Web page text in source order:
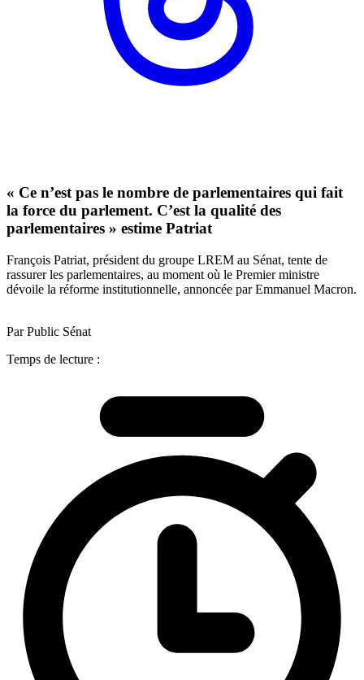
« Ce n’est pas le nombre de parlementaires qui fait
la force du parlement. C’est la qualité des
parlementaires » estime Patriat
François Patriat, président du groupe LREM au Sénat, tente de
rassurer les parlementaires, au moment où le Premier ministre
dévoile la réforme institutionnelle, annoncée par Emmanuel Macron.
Par Public Sénat
Temps de lecture :